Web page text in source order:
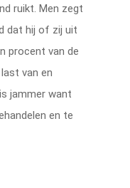
ruikt. Men zegt
dat hij of zij uit
procent van de
van en
jammer want
en te